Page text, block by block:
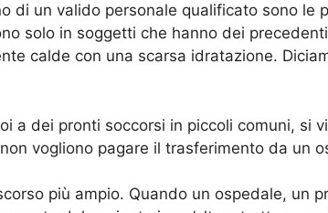
di un valido personale qualificato sono
solo in soggetti che hanno dei
calde con una scarsa idratazione.
a dei pronti soccorsi in piccoli comuni,
vogliono pagare il trasferimento da un
più ampio. Quando un ospedale, un